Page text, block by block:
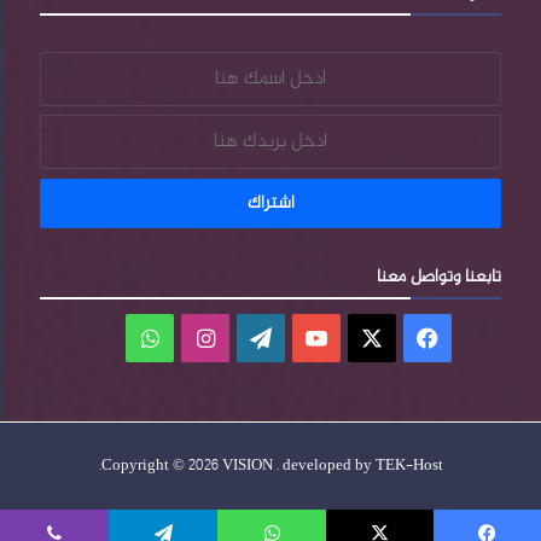
تابعنا وتواصل معنا
فيسبوك ‫YouTube
‫WordPress
انستقرام
Copyright © 2026 VISION . developed byTEK-Host
.